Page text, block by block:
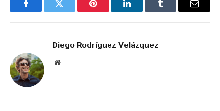
FacebookTwitter Pinterest LinkedInTumblr Email
Diego Rodríguez Velázquez
Website